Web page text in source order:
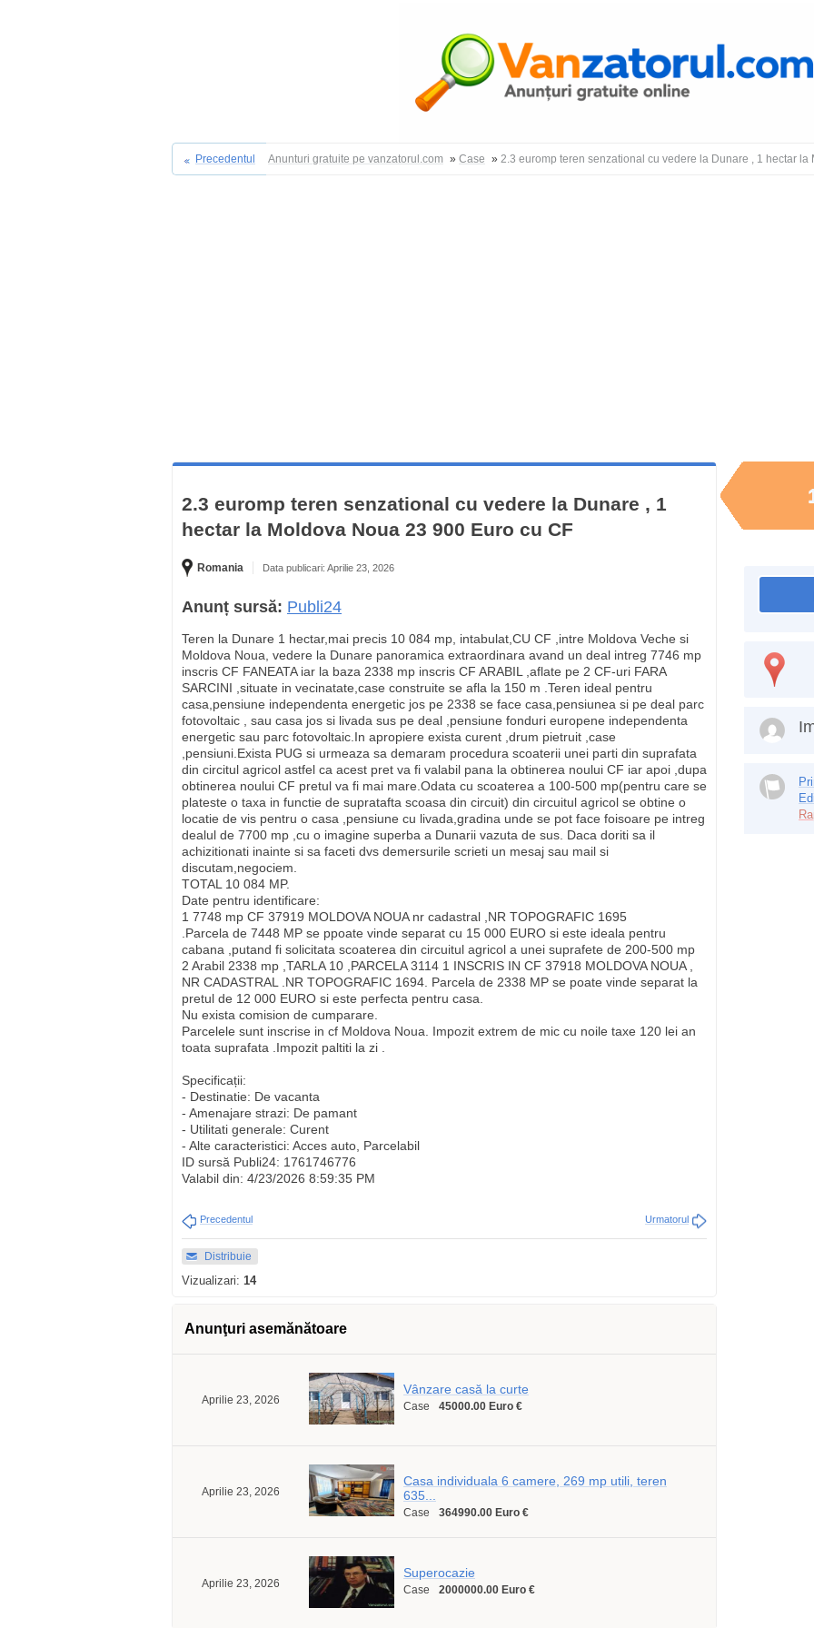
Precedentul Anunturi gratuite pe vanzatorul.com » Case » 2.3 euromp teren senzational cu vedere la Dunare , 1 hectar
2.3 euromp teren senzational cu vedere la Dunare , 1
hectar la Moldova Noua 23 900 Euro cu CF
Romania Data publicari: Aprilie 23, 2026
Anunț sursă: Publi24
Teren la Dunare 1 hectar,mai precis 10 084 mp, intabulat,CU CF ,intre Moldova Veche si
Moldova Noua, vedere la Dunare panoramica extraordinara avand un deal intreg 7746 mp
inscris CF FANEATA iar la baza 2338 mp inscris CF ARABIL ,aflate pe 2 CF-uri FARA
SARCINI ,situate in vecinatate,case construite se afla la 150 m .Teren ideal pentru
casa,pensiune independenta energetic jos pe 2338 se face casa,pensiunea si pe deal parc
fotovoltaic , sau casa jos si livada sus pe deal ,pensiune fonduri europene independenta
energetic sau parc fotovoltaic.In apropiere exista curent ,drum pietruit ,case
,pensiuni.Exista PUG si urmeaza sa demaram procedura scoaterii unei parti din suprafata
din circitul agricol astfel ca acest pret va fi valabil pana la obtinerea noului CF iar apoi ,dupa
obtinerea noului CF pretul va fi mai mare.Odata cu scoaterea a 100-500 mp(pentru care se
plateste o taxa in functie de supratafta scoasa din circuit) din circuitul agricol se obtine o
locatie de vis pentru o casa ,pensiune cu livada,gradina unde se pot face foisoare pe intreg
dealul de 7700 mp ,cu o imagine superba a Dunarii vazuta de sus. Daca doriti sa il
achizitionati inainte si sa faceti dvs demersurile scrieti un mesaj sau mail si
discutam,negociem.
TOTAL 10 084 MP.
Date pentru identificare:
1 7748 mp CF 37919 MOLDOVA NOUA nr cadastral ,NR TOPOGRAFIC 1695
.Parcela de 7448 MP se ppoate vinde separat cu 15 000 EURO si este ideala pentru
cabana ,putand fi solicitata scoaterea din circuitul agricol a unei suprafete de 200-500 mp
2 Arabil 2338 mp ,TARLA 10 ,PARCELA 3114 1 INSCRIS IN CF 37918 MOLDOVA NOUA ,
NR CADASTRAL .NR TOPOGRAFIC 1694. Parcela de 2338 MP se poate vinde separat la
pretul de 12 000 EURO si este perfecta pentru casa.
Nu exista comision de cumparare.
Parcelele sunt inscrise in cf Moldova Noua. Impozit extrem de mic cu noile taxe 120 lei an
toata suprafata .Impozit paltiti la zi .
Specificații:
- Destinatie: De vacanta
- Amenajare strazi: De pamant
- Utilitati generale: Curent
- Alte caracteristici: Acces auto, Parcelabil
ID sursă Publi24: 1761746776
Valabil din: 4/23/2026 8:59:35 PM
Precedentul Urmatorul
Distribuie
Vizualizari: 14
Anunţuri asemănătoare
Aprilie 23, 2026
Vânzare casă la curte
Case 45000.00 Euro €
Aprilie 23, 2026
Casa individuala 6 camere, 269 mp utili, teren
635...
Case 364990.00 Euro €
Aprilie 23, 2026
Superocazie
Case 2000000.00 Euro €